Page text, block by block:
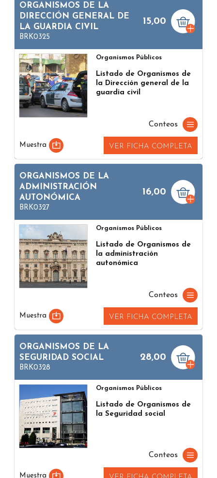
ORGANISMOS DE LA
DIRECCIÓN GENERAL DE
LA GUARDIA CIVIL
BRK0325
15,00
Organismos Públicos
Listado de Organismos de
la Dirección general de la
guardia civil
Conteos
Muestra VER FICHA COMPLETA
ORGANISMOS DE LA
ADMINISTRACIÓN
AUTONÓMICA
BRK0327
16,00
Organismos Públicos
Listado de Organismos de
la administración
autonómica
Conteos
Muestra VER FICHA COMPLETA
ORGANISMOS DE LA
SEGURIDAD SOCIAL
BRK0328
28,00
Organismos Públicos
Listado de Organismos de
la Seguridad social
Conteos
Muestra